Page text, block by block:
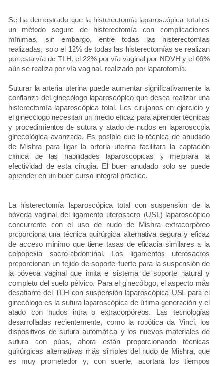
Se ha demostrado que la histerectomía laparoscópica total es
un método seguro de histerectomía con complicaciones
mínimas, sin embargo, entre todas las histerectomías
realizadas, solo el 12% de todas las histerectomías se realizan
por esta vía de TLH, el 22% por vía vaginal por NDVH y el 66%
aún se realiza por vía vaginal. realizado por laparotomía.
Suturar la arteria uterina puede aumentar significativamente la
confianza del ginecólogo laparoscópico que desea realizar una
histerectomía laparoscópica total. Los cirujanos en ejercicio y
el ginecólogo necesitan un medio eficaz para aprender técnicas
y procedimientos de sutura y atado de nudos en laparoscopia
ginecológica avanzada. Es posible que la técnica de anudado
de Mishra para ligar la arteria uterina facilitara la captación
clínica de las habilidades laparoscópicas y mejorara la
efectividad de esta cirugía. El buen anudado solo se puede
aprender en un buen curso integral práctico.
La histerectomía laparoscópica total con suspensión de la
bóveda vaginal del ligamento uterosacro (USL) laparoscópico
concurrente con el uso de nudo de Mishra extracorpóreo
proporciona una técnica quirúrgica alternativa segura y eficaz
de acceso mínimo que tiene tasas de eficacia similares a la
colpopexia sacro-abdominal. Los ligamentos uterosacros
proporcionan un tejido de soporte fuerte para la suspensión de
la bóveda vaginal que imita el sistema de soporte natural y
completo del suelo pélvico. Para el ginecólogo, el aspecto más
desafiante del TLH con suspensión laparoscópica USL para el
ginecólogo es la sutura laparoscópica de última generación y el
atado con nudos intra o extracorpóreos. Las tecnologías
desarrolladas recientemente, como la robótica da Vinci, los
dispositivos de sutura automática y los nuevos materiales de
sutura con púas, ahora están proporcionando técnicas
quirúrgicas alternativas más simples del nudo de Mishra, que
es muy prometedor y, con suerte, acortará los tiempos